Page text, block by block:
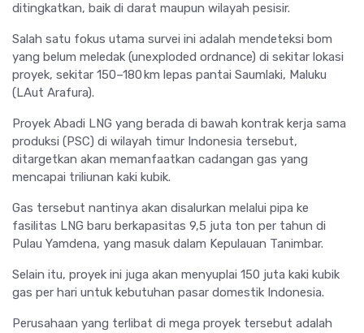
ditingkatkan, baik di darat maupun wilayah pesisir.
Salah satu fokus utama survei ini adalah mendeteksi bom
yang belum meledak (unexploded ordnance) di sekitar lokasi
proyek, sekitar 150–180 km lepas pantai Saumlaki, Maluku
(LAut Arafura).
Proyek Abadi LNG yang berada di bawah kontrak kerja sama
produksi (PSC) di wilayah timur Indonesia tersebut,
ditargetkan akan memanfaatkan cadangan gas yang
mencapai triliunan kaki kubik.
Gas tersebut nantinya akan disalurkan melalui pipa ke
fasilitas LNG baru berkapasitas 9,5 juta ton per tahun di
Pulau Yamdena, yang masuk dalam Kepulauan Tanimbar.
Selain itu, proyek ini juga akan menyuplai 150 juta kaki kubik
gas per hari untuk kebutuhan pasar domestik Indonesia.
Perusahaan yang terlibat di mega proyek tersebut adalah